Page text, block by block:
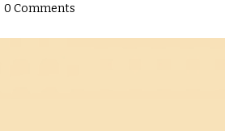
0 Comments